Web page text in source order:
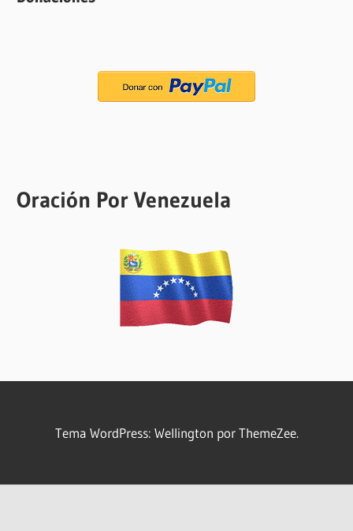
Oración Por Venezuela
Tema WordPress: Wellington por ThemeZee.